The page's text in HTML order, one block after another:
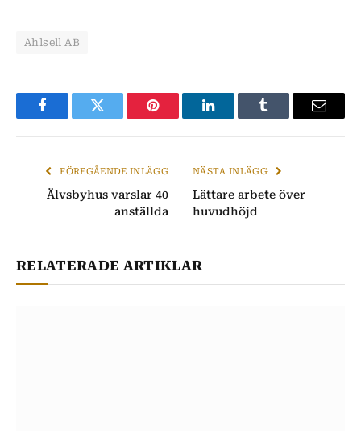
Ahlsell AB
FacebookTwitter Pinterest LinkedInTumblr
E-
FÖREGÅENDE INLÄGG
Älvsbyhus varslar 40
anställda
NÄSTA INLÄGG
Lättare arbete över
huvudhöjd
RELATERADE ARTIKLAR